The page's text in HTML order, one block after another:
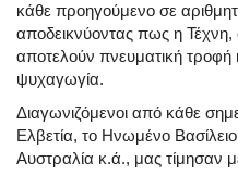
κάθε προηγούμενο σε
αποδεικνύοντας πως η Τέχνη,
αποτελούν πνευματική τροφή
ψυχαγωγία.
Διαγωνιζόμενοι από κάθε
Ελβετία, το Ηνωμένο
Αυστραλία κ.ά., μας τίμησαν